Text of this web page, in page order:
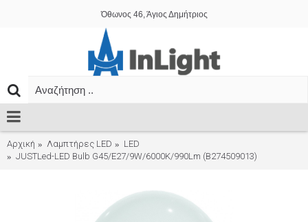
Όθωνος 46, Άγιος Δημήτριος
Αρχική Λαμπτήρες LED
LED
JUSTLed-LED Bulb G45/E27/9W/6000K/990Lm (B274509013)